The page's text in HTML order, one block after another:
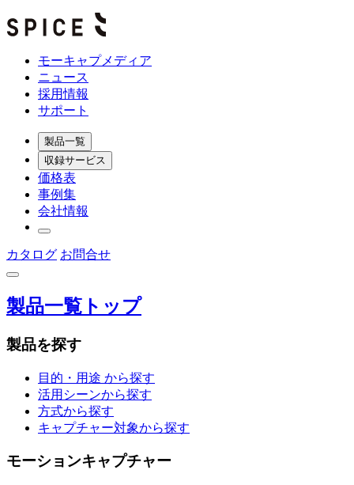
モーキャプメディア
ニュース
採用情報
サポート
製品一覧
収録サービス
価格表
事例集
会社情報
カタログ お問合せ
製品一覧トップ
製品を探す
目的・用途 から探す
活用シーンから探す
方式から探す
キャプチャー対象から探す
モーションキャプチャー